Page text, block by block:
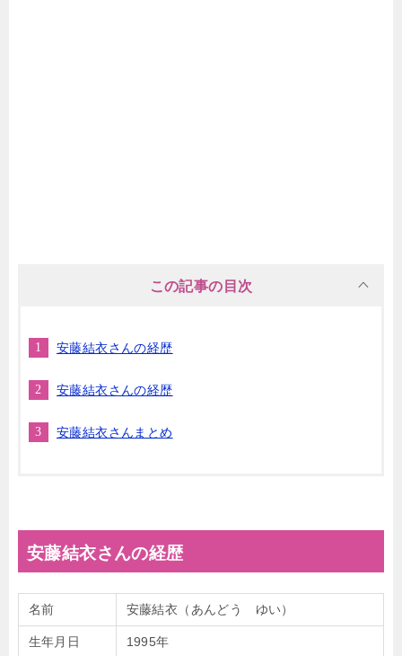
この記事の目次
安藤結衣さんの経歴
安藤結衣さんの経歴
安藤結衣さんまとめ
安藤結衣さんの経歴
名前 安藤結衣（あんどう ゆい）
生年月日 1995年